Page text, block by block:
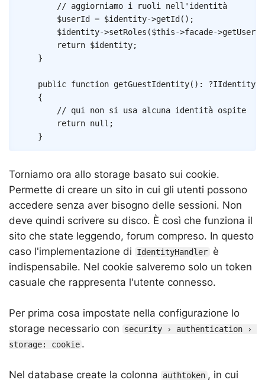
// aggiorniamo i ruoli nell'identità
$userId
= $identity->getId ( ) ;
$identity->setRoles ($this->facade->
return $identity;
}
public function getGuestIdentity( ) : ?IIdentity
{
// qui non si usa alcuna identità ospite
return null ;
}
Torniamo ora allo storage basato sui cookie.
Permette di creare un sito in cui gli utenti possono
accedere senza aver bisogno delle sessioni. Non
deve quindi scrivere su disco. È così che funziona il
sito che state leggendo, forum compreso. In questo
caso l'implementazione di
IdentityHandler
è
indispensabile. Nel cookie salveremo solo un token
casuale che rappresenta l'utente connesso.
Per prima cosa impostate nella configurazione lo
storage necessario con
security › authentication ›
storage: cookie .
Nel database create la colonna authtoken , in cui